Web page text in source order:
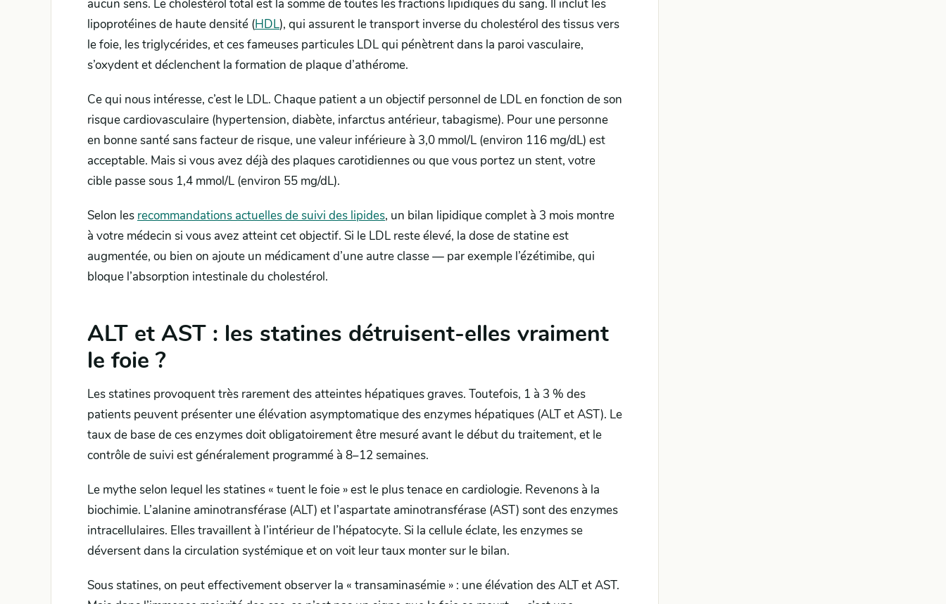
aucun sens. Le cholestérol total est la somme de toutes les fractions lipidiques du sang. Il inclut les
lipoprotéines de haute densité (HDL), qui assurent le transport inverse du cholestérol des tissus vers
le foie, les triglycérides, et ces fameuses particules LDL qui pénètrent dans la paroi vasculaire,
s’oxydent et déclenchent la formation de plaque d’athérome.
Ce qui nous intéresse, c’est le LDL. Chaque patient a un objectif personnel de LDL en fonction de son
risque cardiovasculaire (hypertension, diabète, infarctus antérieur, tabagisme). Pour une personne
en bonne santé sans facteur de risque, une valeur inférieure à 3,0 mmol/L (environ 116 mg/dL) est
acceptable. Mais si vous avez déjà des plaques carotidiennes ou que vous portez un stent, votre
cible passe sous 1,4 mmol/L (environ 55 mg/dL).
Selon les recommandations actuelles de suivi des lipides, un bilan lipidique complet à 3 mois montre
à votre médecin si vous avez atteint cet objectif. Si le LDL reste élevé, la dose de statine est
augmentée, ou bien on ajoute un médicament d’une autre classe — par exemple l’ézétimibe, qui
bloque l’absorption intestinale du cholestérol.
ALT et AST : les statines détruisent-elles vraiment
le foie ?
Les statines provoquent très rarement des atteintes hépatiques graves. Toutefois, 1 à 3 % des
patients peuvent présenter une élévation asymptomatique des enzymes hépatiques (ALT et AST). Le
taux de base de ces enzymes doit obligatoirement être mesuré avant le début du traitement, et le
contrôle de suivi est généralement programmé à 8–12 semaines.
Le mythe selon lequel les statines « tuent le foie » est le plus tenace en cardiologie. Revenons à la
biochimie. L’alanine aminotransférase (ALT) et l’aspartate aminotransférase (AST) sont des enzymes
intracellulaires. Elles travaillent à l’intérieur de l’hépatocyte. Si la cellule éclate, les enzymes se
déversent dans la circulation systémique et on voit leur taux monter sur le bilan.
Sous statines, on peut effectivement observer la « transaminasémie » : une élévation des ALT et AST.